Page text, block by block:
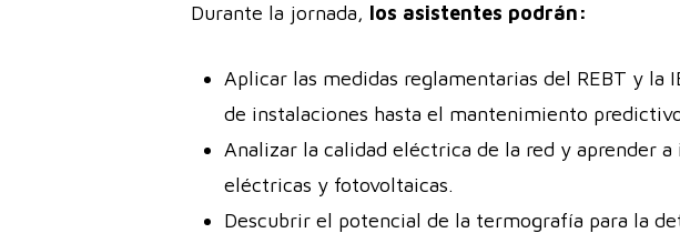
Durante la jornada, los asistentes podrán:
Aplicar las medidas reglamentarias del REBT y la
de instalaciones hasta el mantenimiento
Analizar la calidad eléctrica de la red y aprender
eléctricas y fotovoltaicas.
Descubrir el potencial de la termografía para la